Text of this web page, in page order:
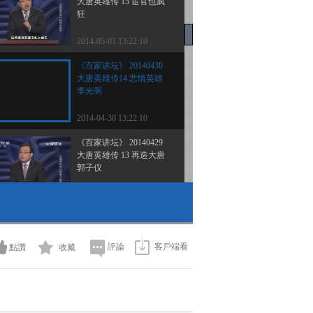
狂
2014-05-01 13:22:10
《百家讲坛》 20140430
大唐英雄传14 悲情英雄
李光弼
2014-04-30 13:22:10
《百家讲坛》 20140429
大唐英雄传 13 再造大唐
郭子仪
屈突通
2014-04-28 13:16:10
大唐英雄传 11 为卿不上
點讚 收藏 評論 客戶端看